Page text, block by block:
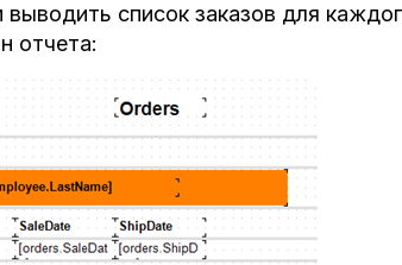
список заказов для
отчета: